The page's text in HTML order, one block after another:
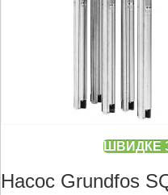
ШВИДКЕ
Насос Grundfos